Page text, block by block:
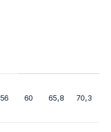
56 60 65,8 70,3